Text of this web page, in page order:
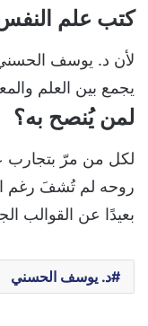
كتب علم
لأن د. يوسف
يجمع بين العلم
لمن يُنصح به؟
لكل من مرّ بتجارب
روحه لم تُشفَ رغم
بعيدًا عن القوالب
د. يوسف الحسني